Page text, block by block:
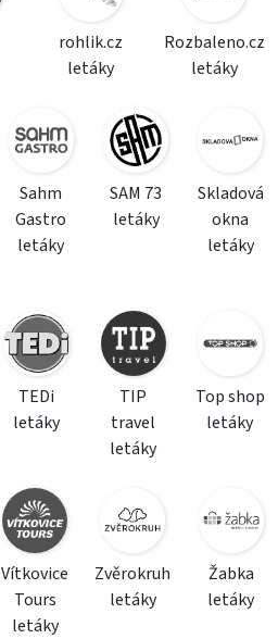
rohlik.cz
letáky
Rozbaleno.cz
letáky
Sahm
Gastro
letáky
SAM 73
letáky
Skladová
okna
letáky
TEDi
letáky
TIP
travel
letáky
Top shop
letáky
Vítkovice
Tours
letáky
Zvěrokruh
letáky
Žabka
letáky